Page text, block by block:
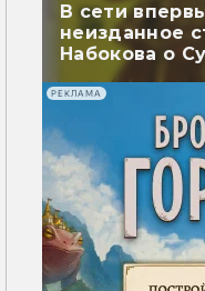
В сети
неизданное
Набокова о
перевели
РЕКЛАМА